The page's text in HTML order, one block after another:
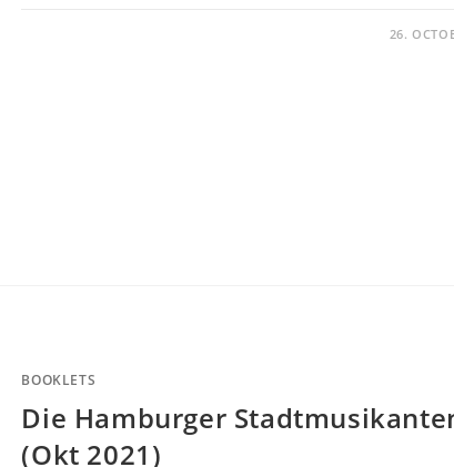
26.
BOOKLETS
Die Hamburger
(Okt 2021)